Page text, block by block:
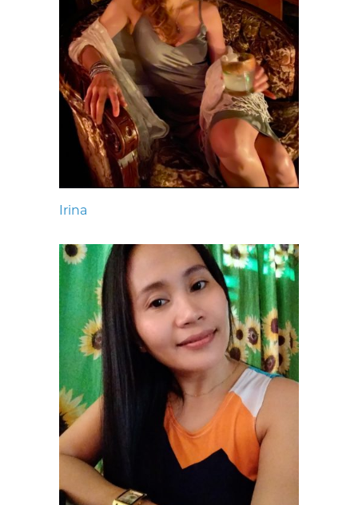
Irina